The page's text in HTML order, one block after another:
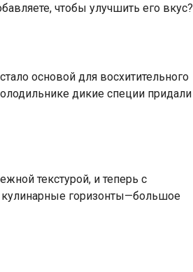
чтобы улучшить его вкус?
основой для восхитительного
дикие специи придали
текстурой, и теперь с
кулинарные горизонты—большое